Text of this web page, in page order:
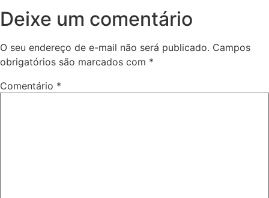
Deixe um comentário
O seu endereço de e-mail não será publicado. Campos
obrigatórios são marcados com *
Comentário *